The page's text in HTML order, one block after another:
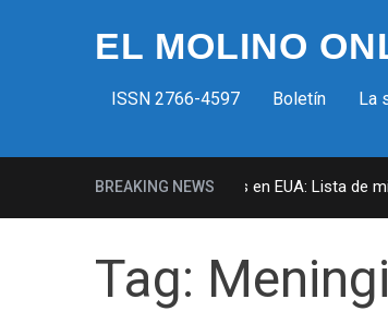
EL MOLINO
ISSN 2766-4597 Boletín La
BREAKING NEWS
Milicias fascistas en EUA: Lista de
Tag: